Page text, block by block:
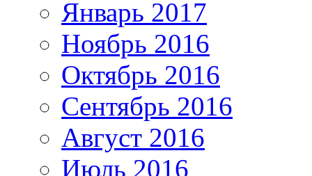
Январь 2017
Ноябрь 2016
Октябрь 2016
Сентябрь 2016
Август 2016
Июль 2016